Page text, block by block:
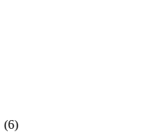
(6)